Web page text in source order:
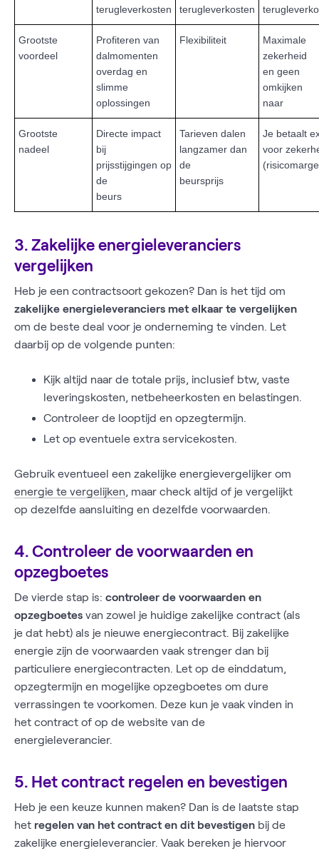
terugleverkosten
terugleverkosten
Grootste
voordeel
Profiteren van
dalmomenten
overdag en
slimme
oplossingen
Flexibiliteit
Maximale
zekerheid
en geen
omkijken
naar
Grootste
nadeel
Directe impact
bij
prijsstijgingen op
de
beurs
Tarieven dalen
langzamer dan
de
beursprijs
Je betaalt
voor
3. Zakelijke energieleveranciers
vergelijken
Heb je een contractsoort gekozen? Dan is het tijd om
zakelijke energieleveranciers met elkaar te vergelijken
om de beste deal voor je onderneming te vinden. Let
daarbij op de volgende punten:
Kijk altijd naar de totale prijs, inclusief btw, vaste
leveringskosten, netbeheerkosten en belastingen.
Controleer de looptijd en opzegtermijn.
Let op eventuele extra servicekosten.
Gebruik eventueel een zakelijke energievergelijker om
energie te vergelijken, maar check altijd of je vergelijkt
op dezelfde aansluiting en dezelfde voorwaarden.
4. Controleer de voorwaarden en
opzegboetes
De vierde stap is: controleer de voorwaarden en
opzegboetes van zowel je huidige zakelijke contract (als
je dat hebt) als je nieuwe energiecontract. Bij zakelijke
energie zijn de voorwaarden vaak strenger dan bij
particuliere energiecontracten. Let op de einddatum,
opzegtermijn en mogelijke opzegboetes om dure
verrassingen te voorkomen. Deze kun je vaak vinden in
het contract of op de website van de
energieleverancier.
5. Het contract regelen en bevestigen
Heb je een keuze kunnen maken? Dan is de laatste stap
het regelen van het contract en dit bevestigen bij de
zakelijke energieleverancier. Vaak bereken je hiervoor